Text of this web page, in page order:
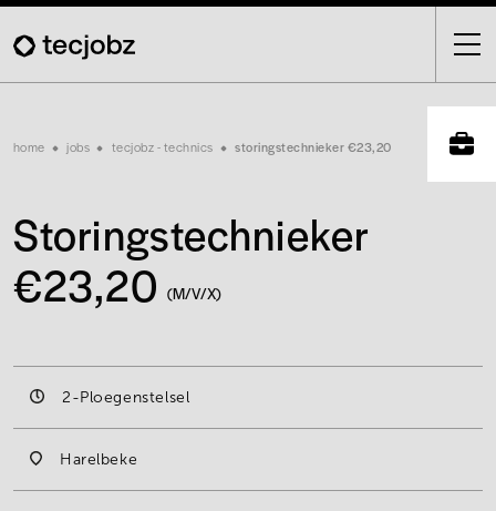
Skip
main
Breadcrumb
home jobs tecjobz - technics storingstechnieker €23,20
Storingstechnieker
€23,20 (M/V/X)
2-Ploegenstelsel
Harelbeke